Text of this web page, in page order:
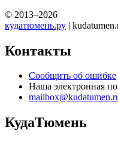
© 2013–2026
кудатюмень.ру |
Контакты
Сообщить об ошибке
Наша электронная
КудаТюмень